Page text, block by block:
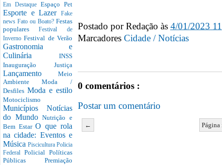
Em Destaque Espaço Pet
Esporte e Lazer
Fake
news Fato ou Boato? Festas
popularesFestival de
InvernoFestival de Verão
Gastronomia e
Culinária INSS
Inauguração Justiça
Lançamento Meio
AmbienteModa /
Desfiles Moda e estilo
Motociclismo
Municípios Notícias
do MundoNutrição e
Bem EstarO que rola
na cidade: Eventos e
Música Piscicultura Policia
Federal Policial Políticas
Públicas Premiação
Postado porRedação às 4/01/2023
Marcadores Cidade / Notícias
0 comentários :
Postar um comentário
←